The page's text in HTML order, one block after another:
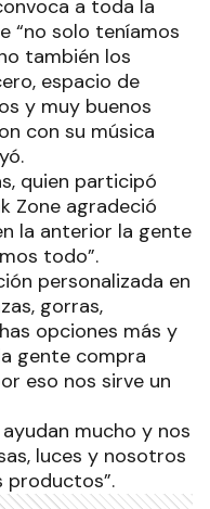
a toda la
“no solo teníamos
también los
espacio de
y muy buenos
con su música
quien participó
Zone agradeció
la anterior la gente
todo”.
personalizada en
gorras,
opciones más y
gente compra
eso nos sirve un
mucho y nos
luces y nosotros
productos”.